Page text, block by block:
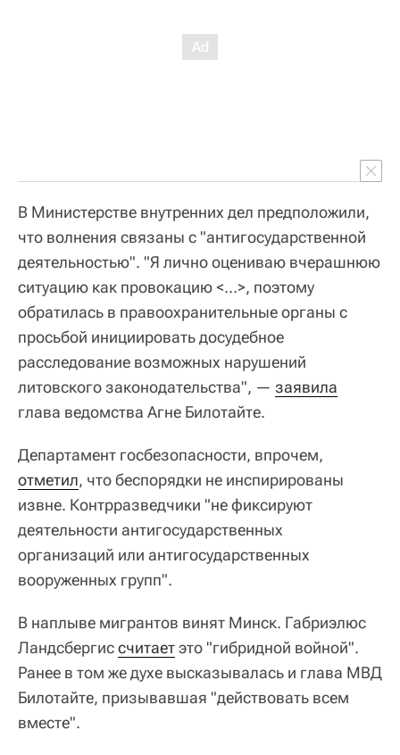
В Министерстве внутренних дел предположили,
что волнения связаны с "антигосударственной
деятельностью". "Я лично оцениваю вчерашнюю
ситуацию как провокацию <…>, поэтому
обратилась в правоохранительные органы с
просьбой инициировать досудебное
расследование возможных нарушений
литовского законодательства", — заявила
глава ведомства Агне Билотайте.
Департамент госбезопасности, впрочем,
отметил, что беспорядки не инспирированы
извне. Контрразведчики "не фиксируют
деятельности антигосударственных
организаций или антигосударственных
вооруженных групп".
В наплыве мигрантов винят Минск. Габриэлюс
Ландсбергиссчитаетэто "гибридной войной".
Ранее в том же духе высказывалась и глава МВД
Билотайте, призывавшая "действовать всем
вместе".